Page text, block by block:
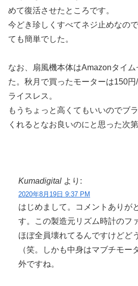
めて復活させたところです。
今どき珍しくすべてネジ止めなの
ても簡単でした。
なお、扇風機本体はAmazonタイ
た。秋月で買ったモーターは150
ライスレス。
もうちょっと高くてもいいのでブ
くれるとなお良いのにと思った次第
Kumadigital より:
2020年8月19日 9:37 PM
はじめまして。コメントありが
す。この製造元リズム時計のフ
ほぼ全員壊れてるんですけどど
（笑。しかも中身はマブチモー
外ですね。